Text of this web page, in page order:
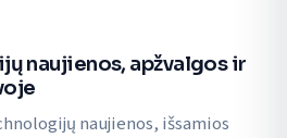
naujienos, apžvalgos ir
naujienos, išsamios